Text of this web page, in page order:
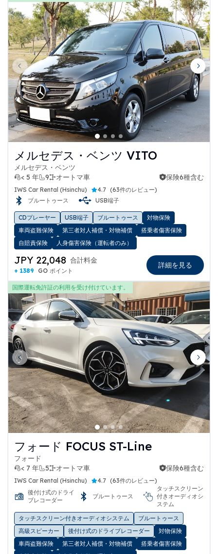
Previous slide Next
メルセデス・ベンツ VITO
メルセデス・ベンツ
< 5 年
9 オートマ車
保険6種含む 保険6種含む
IWS Car Rental (Hsinchu) 4.7 (63件のレビュー)
ブルートゥース
USB端子
CDプレーヤー USB端子 ブルートゥース
対物保険
車両盗難保険
第三者対人補償・対物補償
搭乗者傷害保険
自賠責保険
人身傷害保険（運転者のみ）
JPY 22,048 合計料金
+ 1389 GO ポイント
詳細を見る
国際運転免許証の利用を受け付けています。
Previous slide Next
フォード FOCUS ST-Line
フォード
< 7 年
5 オートマ車
保険6種含む 保険6種含む
IWS Car Rental (Hsinchu) 4.7 (63件のレビュー)
後付け式のドライ
ブレコーダー
ブルートゥース
タッチスクリーン
付きオーディオシ
ステム
タッチスクリーン付きオーディオシステム
ブルートゥース
高級スピーカー
後付け式のドライブレコーダー
対物保険
車両盗難保険
第三者対人補償・対物補償
搭乗者傷害保険